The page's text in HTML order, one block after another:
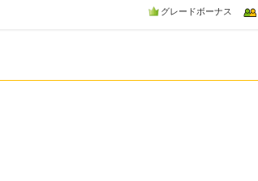
グレードボーナス